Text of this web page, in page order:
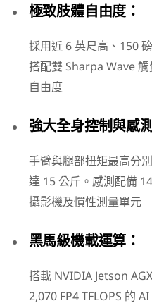
極致肢體自由度：
採用近 6 英尺高、150
搭配雙 Sharpa Wave
自由度
強大全身控制與感
手臂與腿部扭矩最高分
達 15 公斤。感測配備
攝影機及慣性測量單元
黑馬級機載運算：
搭載 NVIDIA Jetson
2,070 FP4 TFLOPS 的